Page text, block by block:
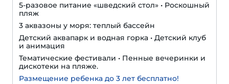
5-разовое питание «шведский стол» • Роскошный
пляж
3 аквазоны у моря: теплый бассейн
Детский аквапарк и водная горка • Детский клуб
и анимация
Тематические фестивали • Пенные вечеринки и
дискотеки на пляже.
Размещение ребенка до 3 лет бесплатно!